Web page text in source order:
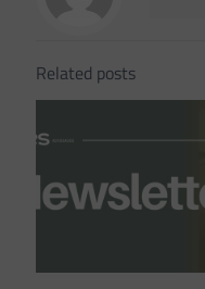
Related posts